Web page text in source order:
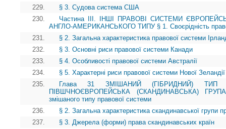
229.
§ 3. Судова система США
230.
Частина ІІІ. ІНШІ ПРАВОВІ СИСТЕМИ
АНГЛО-АМЕРИКАНСЬКОГО ТИПУ § 1. Своєрідність
231.
§ 2. Загальна характеристика правової системи
232.
§ 3. Основні риси правової системи Канади
233.
§ 4. Особливості правової системи Австралії
234.
§ 5. Характерні риси правової системи Нової Зеландії
235.
Глава 31 ЗМІШАНИЙ (ГІБРИДНИЙ) ТИП
ПІВШЧНОЄВРОПЕЙСЬКА (СКАНДИНАВСЬКА)
змішаного типу правової системи
236.
§ 2. Загальна характеристика скандинавської групи
237.
§ 3. Джерела (форми) права скандинавських країн